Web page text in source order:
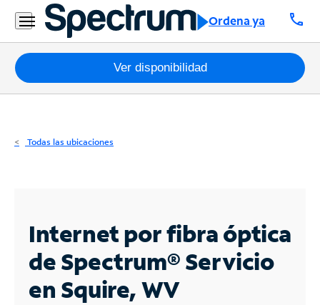
Ordena ya call
Residencial
Business
Paquetes
Internet
Business
Contáctanos
Ver disponibilidad
Todas las ubicaciones
Internet por fibra óptica
de Spectrum®Servicio
en Squire, WV